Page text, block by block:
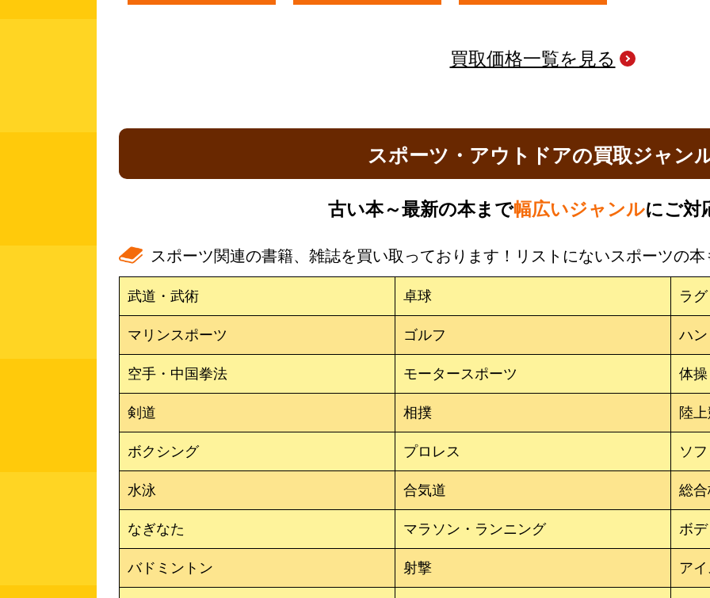
買取価格一覧を見る
スポーツ・アウトドアの買取ジャン
古い本～最新の本まで幅広いジャンルにご対
スポーツ関連の書籍、雑誌を買い取っております！リストにないスポーツの
武道・武術 卓球 ラ
マリンスポーツ ゴルフ ハ
空手・中国拳法 モータースポーツ 体
剣道 相撲 陸
ボクシング プロレス ソ
水泳 合気道 総
なぎなた マラソン・ランニング ボ
バドミントン 射撃 ア